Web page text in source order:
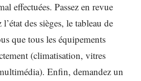
effectuées. Passez en revue
des sièges, le tableau de
que tous les équipements
(climatisation, vitres
Enfin, demandez un